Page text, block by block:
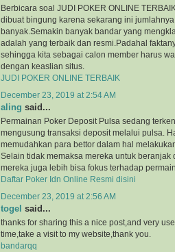
Berbicara soal JUDI POKER ONLINE
dibuat bingung karena sekarang ini
banyak.Semakin banyak bandar yang
adalah yang terbaik dan resmi.Padahal
sehingga kita sebagai calon member harus
dengan keaslian situs.
JUDI POKER ONLINE TERBAIK
December 23, 2019 at 2:54 AM
aling said...
Permainan Poker Deposit Pulsa sedang
mengusung transaksi deposit melalui pulsa.
memudahkan para bettor dalam hal
Selain tidak memaksa mereka untuk beranjak
mereka juga lebih bisa fokus terhadap
Daftar Poker Idn Online Resmi disini
December 23, 2019 at 2:56 AM
togel said...
thanks for sharing this a nice post,and very
time,take a visit to my website,thank you.
bandarqq